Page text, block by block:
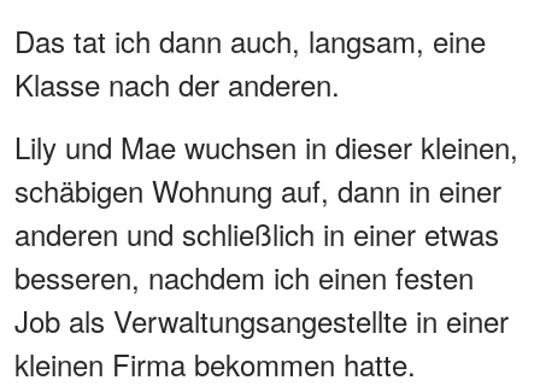
Das tat ich dann auch, langsam, eine
Klasse nach der anderen.
Lily und Mae wuchsen in dieser kleinen,
schäbigen Wohnung auf, dann in einer
anderen und schließlich in einer etwas
besseren, nachdem ich einen festen
Job als Verwaltungsangestellte in einer
kleinen Firma bekommen hatte.